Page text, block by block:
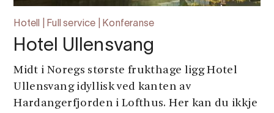
Hotell | Full service | Konferanse
Hotel Ullensvang
Midt i Noregs største frukthage ligg Hotel
Ullensvang idyllisk ved kanten av
Hardangerfjorden i Lofthus. Her kan du ikkje